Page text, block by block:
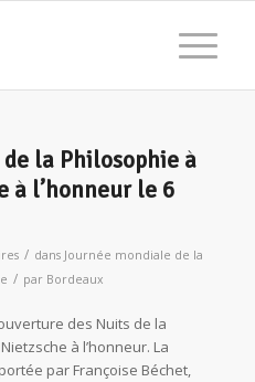
la Philosophie à
à l’honneur le 6
/ dans Journée mondiale de la
/ par Bordeaux
des Nuits de la
à l’honneur. La
par Françoise Béchet,